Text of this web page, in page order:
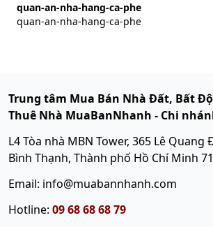
quan-an-nha-hang-ca-phe
quan-an-nha-hang-ca-phe
Trung tâm Mua Bán Nhà Đất, Bất
Thuê Nhà MuaBanNhanh - Chi
L4 Tòa nhà MBN Tower, 365 Lê
Bình Thạnh, Thành phố Hồ Chí Minh
Email: info@muabannhanh.com
Hotline: 09 68 68 68 79